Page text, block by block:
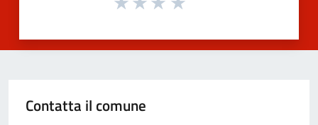
Contatta il comune